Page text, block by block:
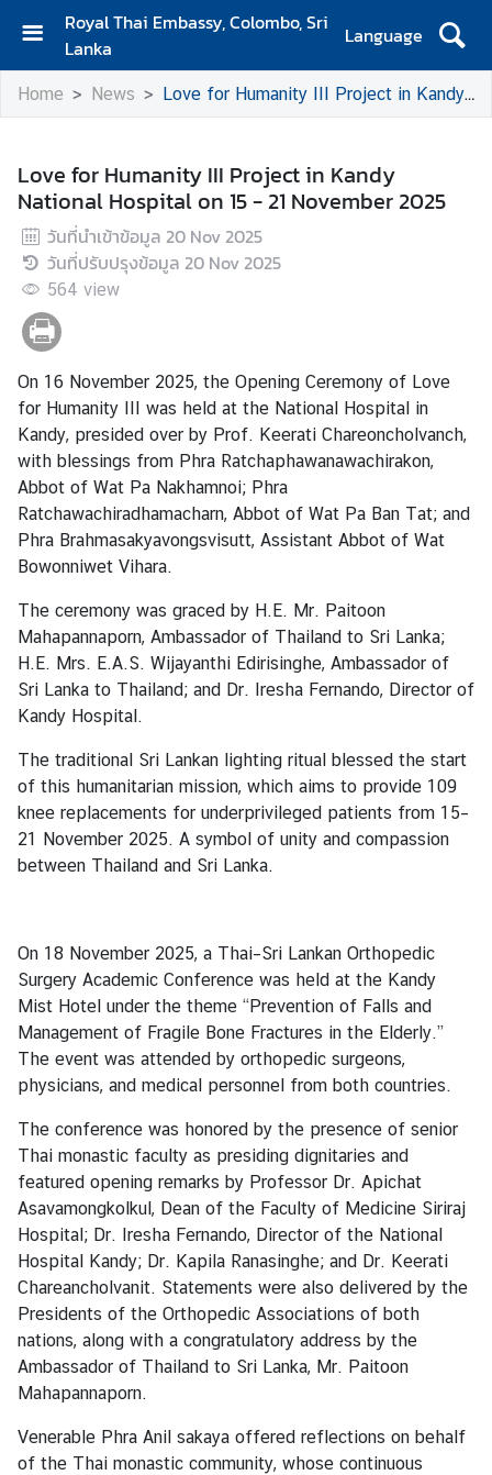
Royal Thai Embassy, Colombo, Sri
Lanka
Language
H
o
A
b
o
u
t
S
i
a
m
N
i
v
a
a
V
i
s
a
L
e
i
z
a
t
i
o
n
N
e
w
s
T
r
a
v
l
Home News Love for Humanity III Project in Kandy National Hospital on 15 - 21 November 2025
Love for Humanity III Project in Kandy
National Hospital on 15 - 21 November 2025
วันที่นำเข้าข้อมูล 20 Nov 2025
วันที่ปรับปรุงข้อมูล 20 Nov 2025
564 view
On 16 November 2025, the Opening Ceremony of Love
for Humanity III was held at the National Hospital in
Kandy, presided over by Prof. Keerati Chareoncholvanch,
with blessings from Phra Ratchaphawanawachirakon,
Abbot of Wat Pa Nakhamnoi; Phra
Ratchawachiradhamacharn, Abbot of Wat Pa Ban Tat; and
Phra Brahmasakyavongsvisutt, Assistant Abbot of Wat
Bowonniwet Vihara.
The ceremony was graced by H.E. Mr. Paitoon
Mahapannaporn, Ambassador of Thailand to Sri Lanka;
H.E. Mrs. E.A.S. Wijayanthi Edirisinghe, Ambassador of
Sri Lanka to Thailand; and Dr. Iresha Fernando, Director of
Kandy Hospital.
The traditional Sri Lankan lighting ritual blessed the start
of this humanitarian mission, which aims to provide 109
knee replacements for underprivileged patients from 15–
21 November 2025. A symbol of unity and compassion
between Thailand and Sri Lanka.
On 18 November 2025, a Thai–Sri Lankan Orthopedic
Surgery Academic Conference was held at the Kandy
Mist Hotel under the theme “Prevention of Falls and
Management of Fragile Bone Fractures in the Elderly.”
The event was attended by orthopedic surgeons,
physicians, and medical personnel from both countries.
The conference was honored by the presence of senior
Thai monastic faculty as presiding dignitaries and
featured opening remarks by Professor Dr. Apichat
Asavamongkolkul, Dean of the Faculty of Medicine Siriraj
Hospital; Dr. Iresha Fernando, Director of the National
Hospital Kandy; Dr. Kapila Ranasinghe; and Dr. Keerati
Chareancholvanit. Statements were also delivered by the
Presidents of the Orthopedic Associations of both
nations, along with a congratulatory address by the
Ambassador of Thailand to Sri Lanka, Mr. Paitoon
Mahapannaporn.
Venerable Phra Anil sakaya offered reflections on behalf
of the Thai monastic community, whose continuous